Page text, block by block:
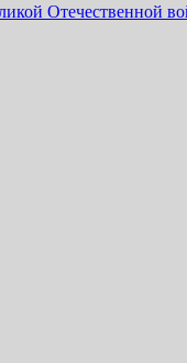
Отечественной